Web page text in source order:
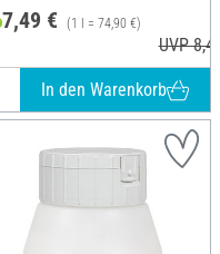
7,49 € (1 l = 74,90 €)
UVP
In den Warenkorb